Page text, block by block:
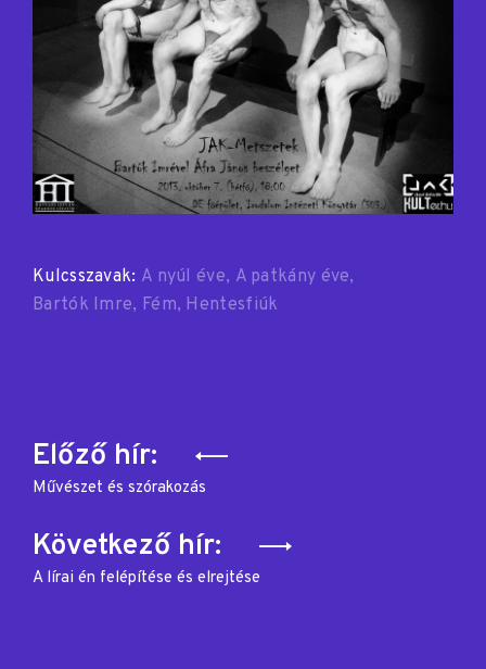
Kulcsszavak: A nyúl éve A patkány éve
Bartók Imre Fém Hentesfiúk
Bejegyzés
navigáció
Előző hír:
Művészet és szórakozás
Következő hír:
A lírai én felépítése és elrejtése